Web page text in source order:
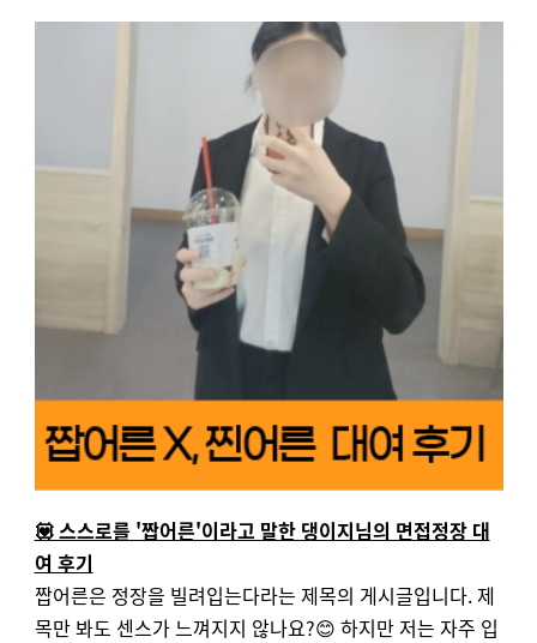
💟 스스로를 '짭어른'이라고 말한 댕이지님의 면접정장 대
여 후기
짭어른은 정장을 빌려입는다라는 제목의 게시글입니다. 제
목만 봐도 센스가 느껴지지 않나요?😊 하지만 저는 자주 입